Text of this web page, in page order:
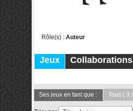
Rôle(s) : Auteur
Jeux
Collaborations
Ses jeux en tant que : Tous ( 3 )